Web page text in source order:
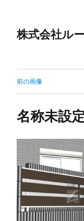
株式会社ル
前の画像
名称未設